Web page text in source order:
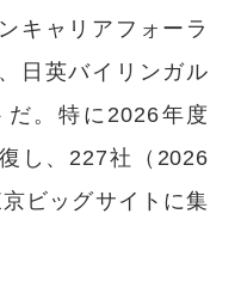
キャリアフォーラ
日英バイリンガル
。特に2026年度
し、227社（2026
ビッグサイトに集